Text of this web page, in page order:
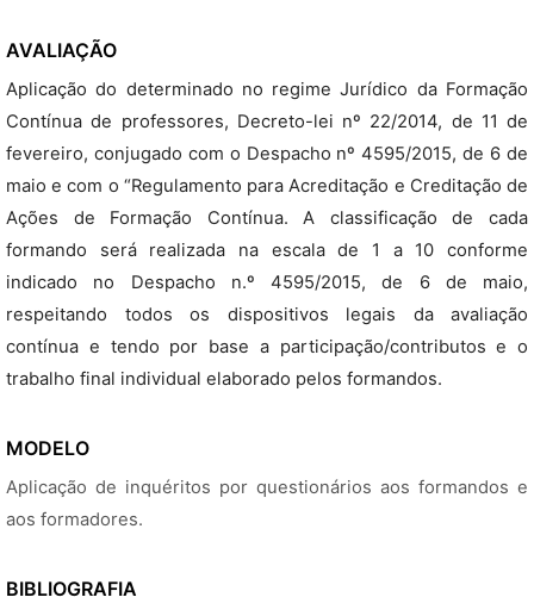
AVALIAÇÃO
Aplicação do determinado no regime Jurídico da Formação
Contínua de professores, Decreto-lei nº 22/2014, de 11 de
fevereiro, conjugado com o Despacho nº 4595/2015, de 6 de
maio e com o “Regulamento para Acreditação e Creditação de
Ações de Formação Contínua. A classificação de cada
formando será realizada na escala de 1 a 10 conforme
indicado no Despacho n.º 4595/2015, de 6 de maio,
respeitando todos os dispositivos legais da avaliação
contínua e tendo por base a participação/contributos e o
trabalho final individual elaborado pelos formandos.
MODELO
Aplicação de inquéritos por questionários aos formandos e
aos formadores.
BIBLIOGRAFIA